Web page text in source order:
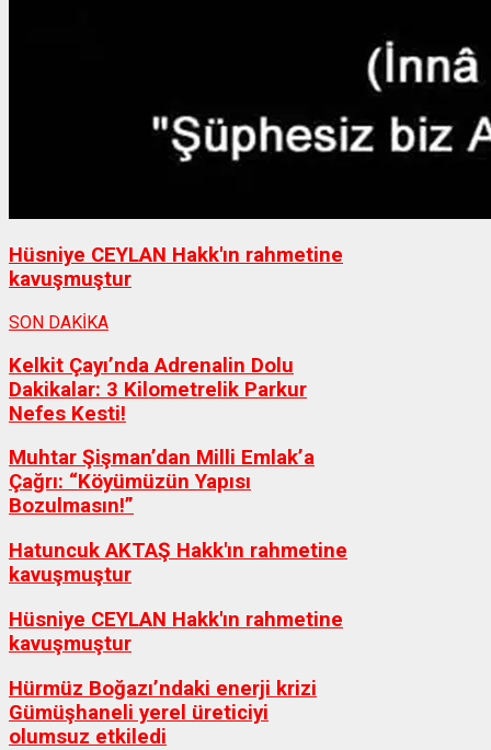
Hüsniye CEYLAN Hakk'ın rahmetine
kavuşmuştur
SON DAKİKA
Kelkit Çayı’nda Adrenalin Dolu
Dakikalar: 3 Kilometrelik Parkur
Nefes Kesti!
Muhtar Şişman’dan Milli Emlak’a
Çağrı: “Köyümüzün Yapısı
Bozulmasın!”
Hatuncuk AKTAŞ Hakk'ın rahmetine
kavuşmuştur
Hüsniye CEYLAN Hakk'ın rahmetine
kavuşmuştur
Hürmüz Boğazı’ndaki enerji krizi
Gümüşhaneli yerel üreticiyi
olumsuz etkiledi